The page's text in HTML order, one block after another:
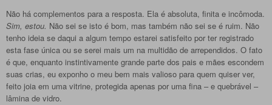
Não há complementos para a resposta. Ela é absoluta, finita e incômoda.
Sim, estou. Não sei se isto é bom, mas também não sei se é ruim. Não
tenho ideia se daqui a algum tempo estarei satisfeito por ter registrado
esta fase única ou se serei mais um na multidão de arrependidos. O fato
é que, enquanto instintivamente grande parte dos pais e mães escondem
suas crias, eu exponho o meu bem mais valioso para quem quiser ver,
feito joia em uma vitrine, protegida apenas por uma fina – e quebrável –
lâmina de vidro.